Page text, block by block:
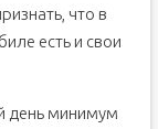
что в
есть и свои
день минимум